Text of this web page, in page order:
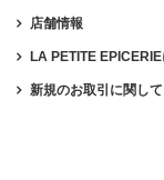
店舗情報
LA PETITE
新規のお取引に関して